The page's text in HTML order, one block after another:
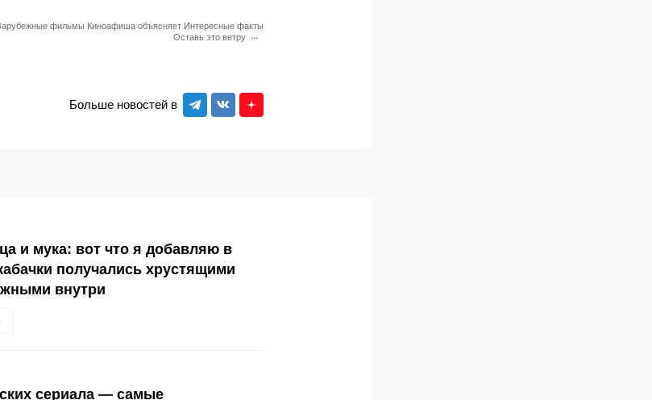
фильмы Киноафиша объясняет Интересные факты
Оставь это ветру
Больше новостей в
и мука: вот что я добавляю в
получались хрустящими
внутри
сериала — самые